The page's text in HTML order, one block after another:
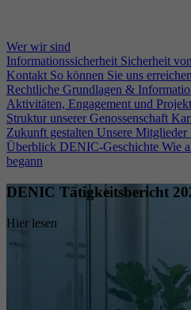
Wer wir sind
Informationssicherheit Sicherheit
Kontakt So können Sie uns erreichen
Rechtliche Grundlagen &
Aktivitäten, Engagement und
Struktur unserer Genossenschaft
Zukunft gestalten Unsere Mitglieder
Überblick DENIC-Geschichte Wie
begann
DENIC Tätigkeitsbericht
Hier lesen